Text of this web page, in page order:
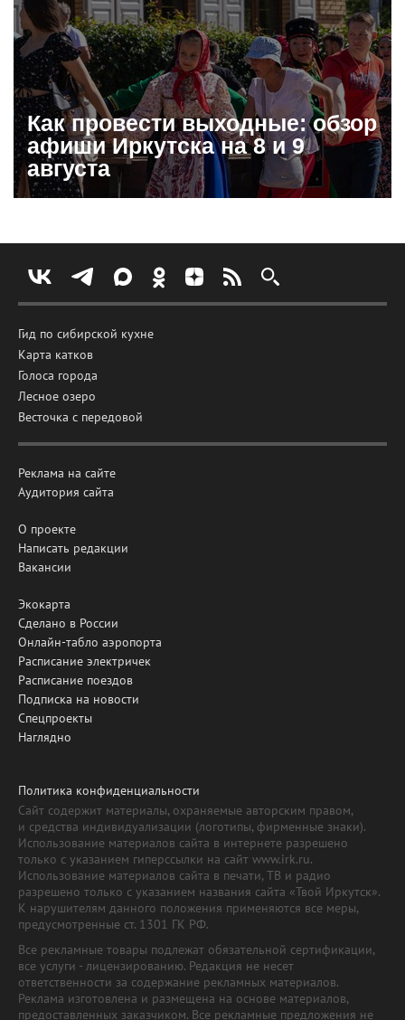
Как провести выходные: обзор
афиши Иркутска на 8 и 9
августа
Гид по сибирской кухне
Карта катков
Голоса города
Лесное озеро
Весточка с передовой
Реклама на сайте
Аудитория сайта
О проекте
Написать редакции
Вакансии
Экокарта
Сделано в России
Онлайн-табло аэропорта
Расписание электричек
Расписание поездов
Подписка на новости
Спецпроекты
Наглядно
Политика конфиденциальности
Сайт содержит материалы, охраняемые авторским правом,
и средства индивидуализации (логотипы, фирменные знаки).
Использование материалов сайта в интернете разрешено
только с указанием гиперссылки на сайт www.irk.ru.
Использование материалов сайта в печати, ТВ и радио
разрешено только с указанием названия сайта «Твой Иркутск».
К нарушителям данного положения применяются все меры,
предусмотренные ст. 1301 ГК РФ.
Все рекламные товары подлежат обязательной сертификации,
все услуги - лицензированию. Редакция не несет
ответственности за содержание рекламных материалов.
Реклама изготовлена и размещена на основе материалов,
предоставленных заказчиком. Все рекламные предложения не